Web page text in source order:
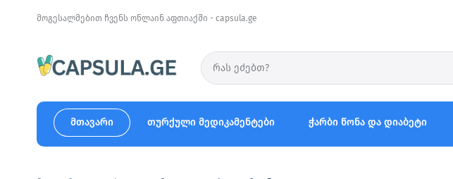
მოგესალმებით ჩვენს ონლაინ აფთიაქში - capsula.ge
მთავარი თურქული მედიკამენტები ჭარბი წონა და დიაბეტი